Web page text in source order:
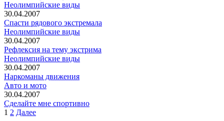
Неолимпийские виды
30.04.2007
Спасти рядового экстремала
Неолимпийские виды
30.04.2007
Рефлексия на тему экстрима
Неолимпийские виды
30.04.2007
Наркоманы движения
Авто и мото
30.04.2007
Сделайте мне спортивно
Пагинация
1 2 Далее